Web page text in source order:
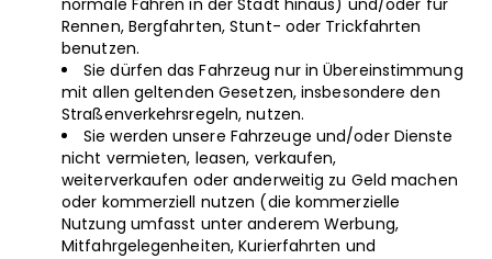
normale Fahren in der Stadt hinaus) und/oder für
Rennen, Bergfahrten, Stunt- oder Trickfahrten
benutzen.
Sie dürfen das Fahrzeug nur in Übereinstimmung
mit allen geltenden Gesetzen, insbesondere den
Straßenverkehrsregeln, nutzen.
Sie werden unsere Fahrzeuge und/oder Dienste
nicht vermieten, leasen, verkaufen,
weiterverkaufen oder anderweitig zu Geld machen
oder kommerziell nutzen (die kommerzielle
Nutzung umfasst unter anderem Werbung,
Mitfahrgelegenheiten, Kurierfahrten und